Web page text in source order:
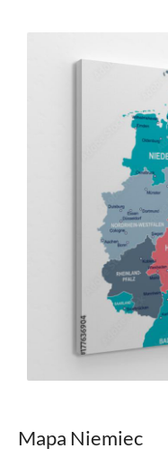
Mapa Niemiec